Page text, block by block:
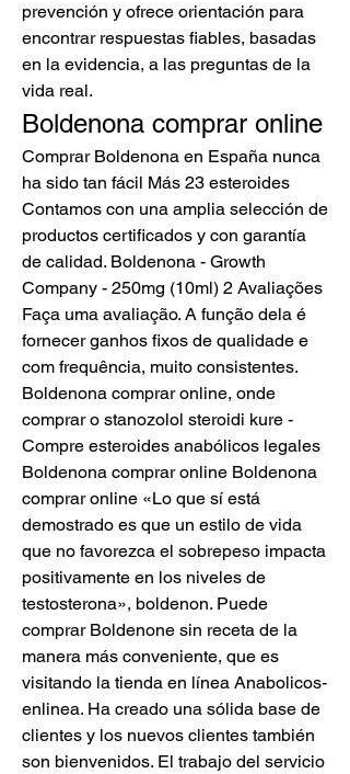
prevención y ofrece orientación para
encontrar respuestas fiables, basadas
en la evidencia, a las preguntas de la
vida real.
Boldenona comprar online
Comprar Boldenona en España nunca
ha sido tan fácil Más 23 esteroides
Contamos con una amplia selección de
productos certificados y con garantía
de calidad. Boldenona - Growth
Company - 250mg (10ml) 2 Avaliações
Faça uma avaliação. A função dela é
fornecer ganhos fixos de qualidade e
com frequência, muito consistentes.
Boldenona comprar online, onde
comprar o stanozolol steroidi kure -
Compre esteroides anabólicos legales
Boldenona comprar online Boldenona
comprar online «Lo que sí está
demostrado es que un estilo de vida
que no favorezca el sobrepeso impacta
positivamente en los niveles de
testosterona», boldenon. Puede
comprar Boldenone sin receta de la
manera más conveniente, que es
visitando la tienda en línea Anabolicos-
enlinea. Ha creado una sólida base de
clientes y los nuevos clientes también
son bienvenidos. El trabajo del servicio